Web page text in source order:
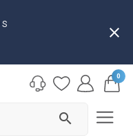
S close
search
0